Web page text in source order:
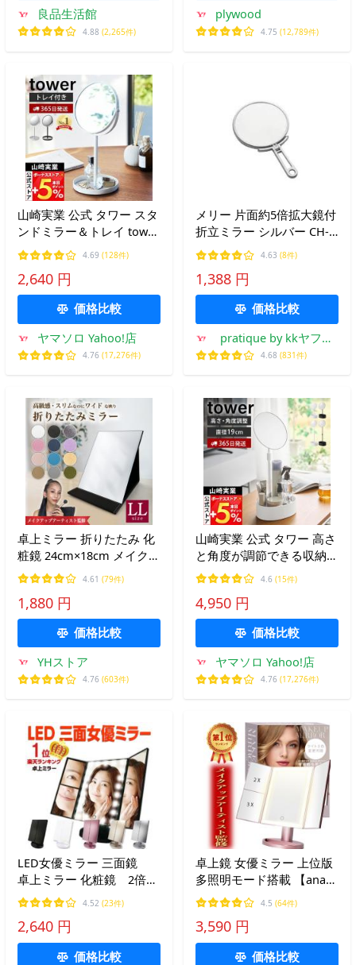
良品生活館
4.88 (2,265件)
plywood
4.75 (12,789件)
山崎実業 公式 タワー スタ
ンドミラー＆トレイ tower
おしゃれ 鏡 ミラー 卓上
両面 拡大鏡 トレー付き 化
粧品 メイク 小物入れ 2819
2820
4.69 (128件)
2,640 円
価格比較
ヤマソロ Yahoo!店
4.76 (17,276件)
メリー 片面約5倍拡大鏡付
折立ミラー シルバー CH-
9740
4.63 (8件)
1,388 円
価格比較
pratique by kkヤフー
店
4.68 (831件)
卓上ミラー 折りたたみ 化
粧鏡 24cm×18cm メイクミ
ラー 大きめ LLサイズ
4.61 (79件)
1,880 円
価格比較
YHストア
4.76 (603件)
山崎実業 公式 タワー 高さ
と角度が調節できる収納付
きスタンドミラー tower
卓上 収納 おしゃれ 鏡 調
整 小物入れ トレー 10418
10419
4.6 (15件)
4,950 円
価格比較
ヤマソロ Yahoo!店
4.76 (17,276件)
LED女優ミラー 三面鏡
卓上ミラー 化粧鏡 2倍＆
3倍拡大鏡付き 折りたたみ
式 タッチパネル 女優ミラ
ー 【安心の12ヶ月保証＆
日本語説明書】
4.52 (23件)
2,640 円
価格比較
卓上鏡 女優ミラー 上位版
多照明モード搭載 【anan
掲載・メイクアップアーテ
ィスト監修】 化粧鏡 メイ
クミラー LEDライト付き
三面鏡 鏡 ミラー 卓上
4.5 (64件)
3,590 円
価格比較